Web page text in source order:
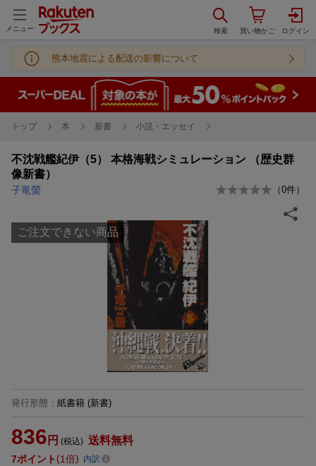
メニュー
熊本地震による配送の影響について
トップ 本 新書 小説・エッセイ
不沈戦艦紀伊（5） 本格海戦シミュレーション （歴史群
像新書）
子竜螢 （0件）
ご注文できない商品
発行形態 ： 紙書籍 (新書)
836 円 (税込) 送料無料
7ポイント 1倍 内訳